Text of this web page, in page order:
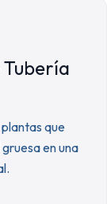
que
en una